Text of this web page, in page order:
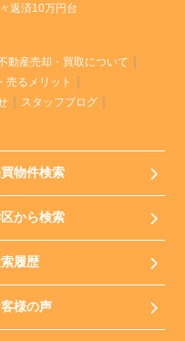
返済10万円台
動産売却・買取について
売るメリット
スタッフブログ
物件検索
から検索
履歴
様の声